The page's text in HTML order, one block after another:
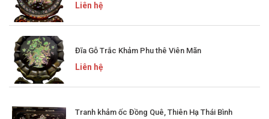
Liên hệ
Đĩa Gỗ Trắc Khảm Phu thê Viên Mãn
Liên hệ
Tranh khảm ốc Đồng Quê, Thiên Hạ Thái Bình